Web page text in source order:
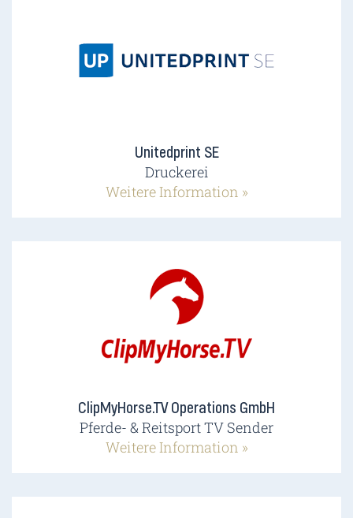
Unitedprint SE
Druckerei
Weitere Information »
ClipMyHorse.TV Operations GmbH
Pferde- & Reitsport TV Sender
Weitere Information »